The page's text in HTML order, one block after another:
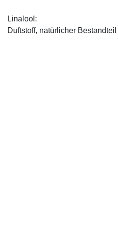
Linalool:
Duftstoff, natürlicher